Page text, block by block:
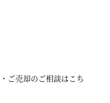
ご売却のご相談はこち